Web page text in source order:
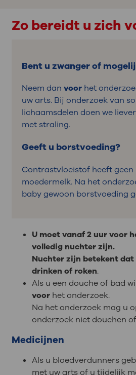
Zo bereidt u zich
Bent u zwanger of
Neem dan voorhet
uw arts. Bij onderzoek van
lichaamsdelen doen we
met straling.
Geeft u borstvoeding?
Contrastvloeistof heeft geen
moedermelk. Na het
baby gewoon borstvoeding
U moet vanaf 2 uur voor
volledig nuchter zijn.
Nuchter zijn betekent dat
drinken of roken.
Als u een douche of bad
voorhet onderzoek.
Na het onderzoek mag u
onderzoek niet douchen
Medicijnen
Als u bloedverdunners
met uw arts of u tijdelijk